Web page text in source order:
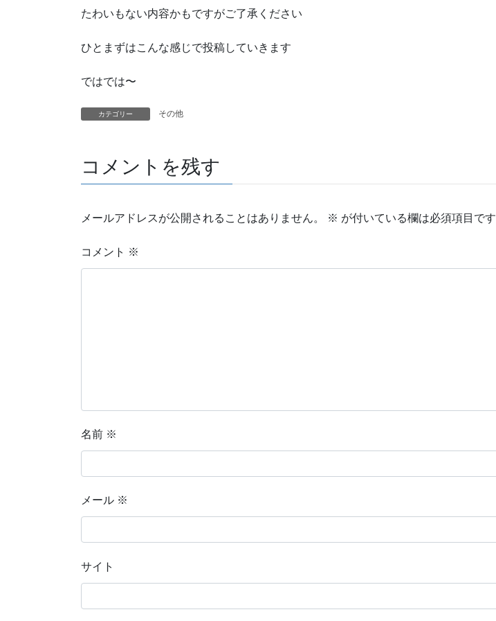
たわいもない内容かもですがご了承ください
ひとまずはこんな感じで投稿していきます
ではでは〜
カテゴリー その他
コメントを残す
メールアドレスが公開されることはありません。 ※ が付いている欄は必須項目です
コメント ※
名前 ※
メール ※
サイト